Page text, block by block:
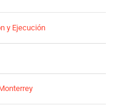
y Ejecución